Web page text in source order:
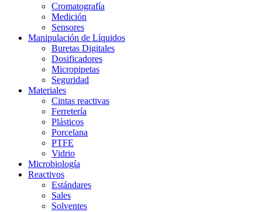
Cromatografía
Medición
Sensores
Manipulación de Líquidos
Buretas Digitales
Dosificadores
Micropipetas
Seguridad
Materiales
Cintas reactivas
Ferretería
Plásticos
Porcelana
PTFE
Vidrio
Microbiología
Reactivos
Estándares
Sales
Solventes